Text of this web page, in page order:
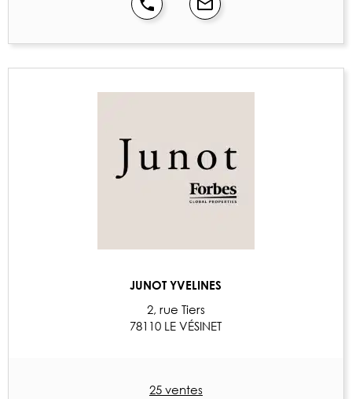
JUNOT YVELINES
2, rue Tiers
78110 LE VÉSINET
25 ventes